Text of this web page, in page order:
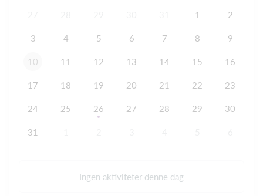
1 2
3 4 5 6 7 8 9
10 11 12 13 14 15 16
17 18 19 20 21 22 23
24 25 26 27 28 29 30
31
Ingen aktiviteter denne dag